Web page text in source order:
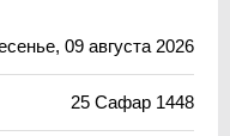
09 августа 2026
25 Сафар 1448